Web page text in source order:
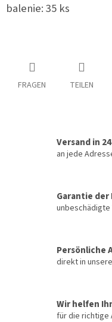
balenie: 35 ks
FRAGEN TEILEN
Versand in
an jede
Garantie
unbeschädigte
Persönliche
direkt in
Wir helfen
für die richtige